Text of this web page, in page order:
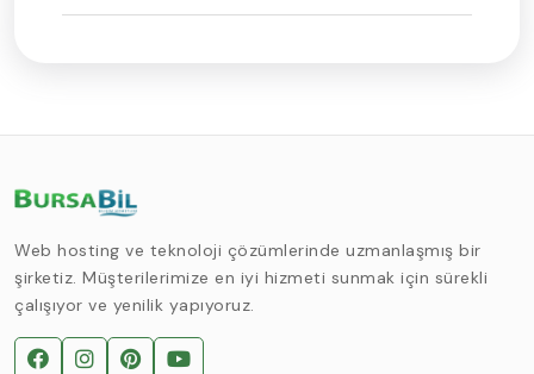
Web hosting ve teknoloji çözümlerinde uzmanlaşmış bir
şirketiz. Müşterilerimize en iyi hizmeti sunmak için sürekli
çalışıyor ve yenilik yapıyoruz.